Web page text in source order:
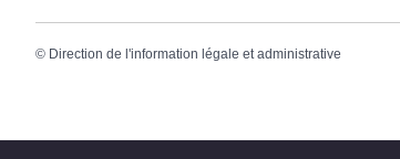
© Direction de l'information légale et administrative